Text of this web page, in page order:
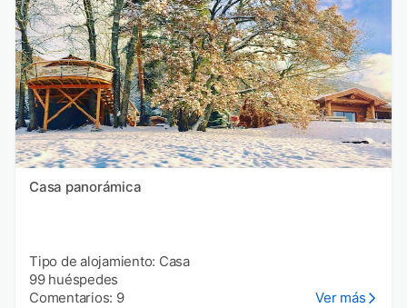
Casa panorámica
Tipo de alojamiento: Casa
99 huéspedes
Comentarios: 9
Ver más